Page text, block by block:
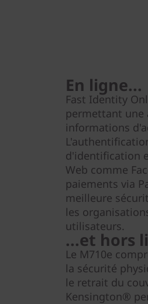
En ligne...
Fast Identity
permettant une
informations
d'identification
Web comme
paiements via
meilleure
les
utilisateurs.
...et hors
Le M710e
la sécurité
le retrait du
Kensington®